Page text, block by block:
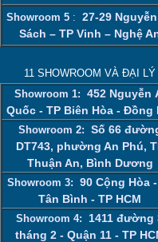
Showroom 5 : 27-29
Sách – TP Vinh – Nghệ
11 SHOWROOM VÀ ĐẠI
Showroom 1: 452 Nguyễn
Quốc - TP Biên Hòa - Đồng
Showroom 2: Số 66
DT743, phường An Phú,
Thuận An, Bình Dương
Showroom 3: 90 Cộng Hòa
Tân Bình - TP HCM
Showroom 4: 1411 đường
tháng 2 - Quận 11 - TP